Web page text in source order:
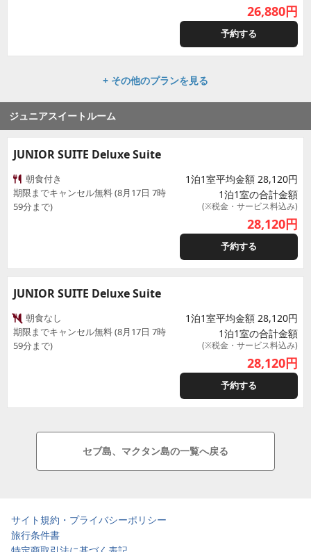
26,880円
予約する
+ その他のプランを見る
ジュニアスイートルーム
JUNIOR SUITE Deluxe Suite
朝食付き
期限までキャンセル無料 (8月17日 7時
59分まで)
1泊1室平均金額 28,120円
1泊1室の合計金額
(※税金・サービス料込み)
28,120円
予約する
JUNIOR SUITE Deluxe Suite
朝食なし
期限までキャンセル無料 (8月17日 7時
59分まで)
1泊1室平均金額 28,120円
1泊1室の合計金額
(※税金・サービス料込み)
28,120円
予約する
セブ島、マクタン島の一覧へ戻る
サイト規約・プライバシーポリシー
旅行条件書